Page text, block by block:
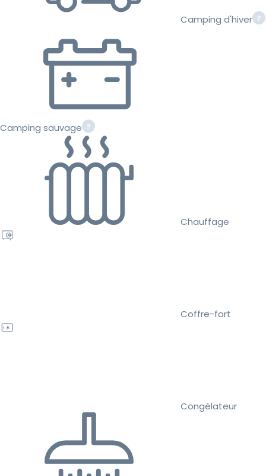
Camping d'hiver
Camping sauvage
Chauffage
Coffre-fort
Congélateur